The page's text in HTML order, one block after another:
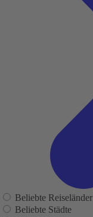
Beliebte Reiseländer
Beliebte Städte